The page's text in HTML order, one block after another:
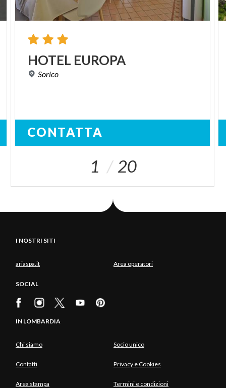
HOTEL EUROPA
Sorico
CONTATTA
1 20
I NOSTRI SITI
ariaspa.it Area operatori
SOCIAL
IN LOMBARDIA
Chi siamo Socio unico
Contatti Privacy e Cookies
Area stampa Termini e condizioni